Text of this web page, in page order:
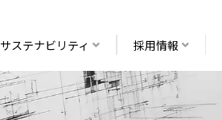
サステナビリティ 採用情報